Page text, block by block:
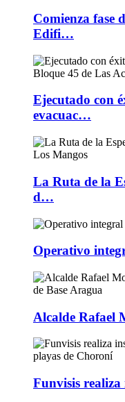
Comienza fase
Edifi…
Ejecutado con
evacuac…
La Ruta de la
d…
Operativo
Alcalde Rafael
Funvisis realiza